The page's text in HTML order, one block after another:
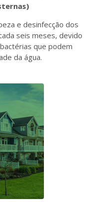
e desinfecção dos
seis meses, devido
que podem
da água.